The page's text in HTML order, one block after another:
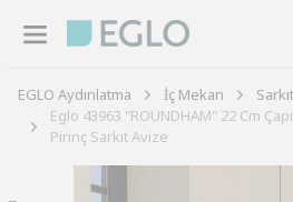
EGLO Aydınlatma İç Mekan
Eglo 43963 "ROUNDHAM" 22 Cm
Pirinç Sarkıt Avize